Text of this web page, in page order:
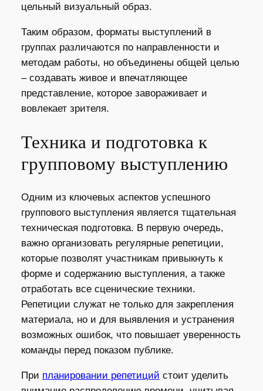
цельный визуальный образ.
Таким образом, форматы выступлений в
группах различаются по направленности и
методам работы, но объединены общей целью
– создавать живое и впечатляющее
представление, которое завораживает и
вовлекает зрителя.
Техника и подготовка к
групповому выступлению
Одним из ключевых аспектов успешного
группового выступления является тщательная
техническая подготовка. В первую очередь,
важно организовать регулярные репетиции,
которые позволят участникам привыкнуть к
форме и содержанию выступления, а также
отработать все сценические техники.
Репетиции служат не только для закрепления
материала, но и для выявления и устранения
возможных ошибок, что повышает уверенность
команды перед показом публике.
При планировании репетиций стоит уделить